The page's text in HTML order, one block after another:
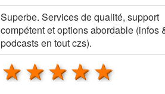
Superbe. Services de qualité, support
compétent et options abordable (infos
podcasts en tout czs).
4 stars
3 stars
2 stars
1 star